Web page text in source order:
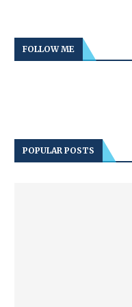
FOLLOW ME
POPULAR POSTS